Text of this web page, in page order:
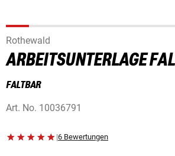
Rothewald
ARBEITSUNTERLAGE
FALTBAR
Art. No. 10036791
|6 Bewertungen